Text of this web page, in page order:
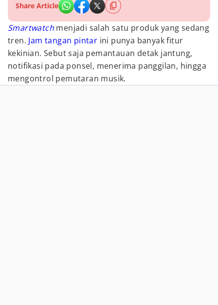
Share Article
Smartwatch menjadi salah satu produk yang sedang
tren. Jam tangan pintar ini punya banyak fitur
kekinian. Sebut saja pemantauan detak jantung,
notifikasi pada ponsel, menerima panggilan, hingga
mengontrol pemutaran musik.